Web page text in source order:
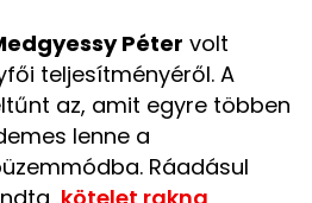
Péter volt
teljesítményéről. A
az, amit egyre többen
lenne a
Ráadásul